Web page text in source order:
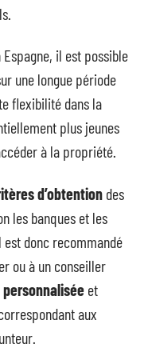
il est possible
une longue période
flexibilité dans la
plus jeunes
à la propriété.
d’obtention des
les banques et les
donc recommandé
ou à un conseiller
et
aux